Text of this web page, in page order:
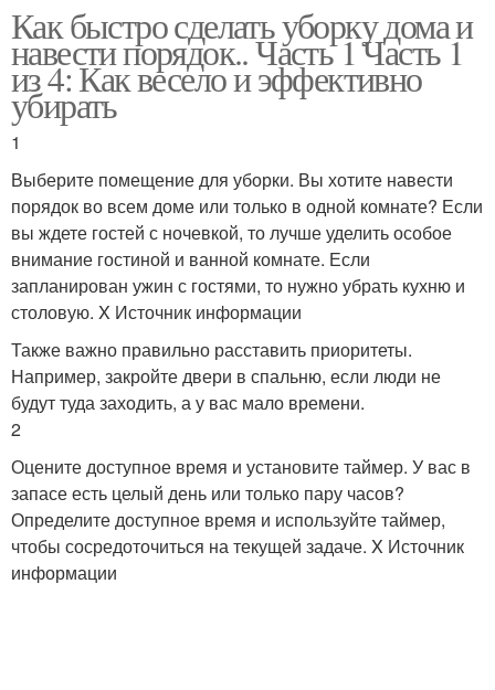
Как быстро сделать уборку дома и
навести порядок.. Часть 1 Часть 1
из 4: Как весело и эффективно
убирать
1
Выберите помещение для уборки. Вы хотите навести
порядок во всем доме или только в одной комнате? Если
вы ждете гостей с ночевкой, то лучше уделить особое
внимание гостиной и ванной комнате. Если
запланирован ужин с гостями, то нужно убрать кухню и
столовую. X Источник информации
Также важно правильно расставить приоритеты.
Например, закройте двери в спальню, если люди не
будут туда заходить, а у вас мало времени.
2
Оцените доступное время и установите таймер. У вас в
запасе есть целый день или только пару часов?
Определите доступное время и используйте таймер,
чтобы сосредоточиться на текущей задаче. X Источник
информации